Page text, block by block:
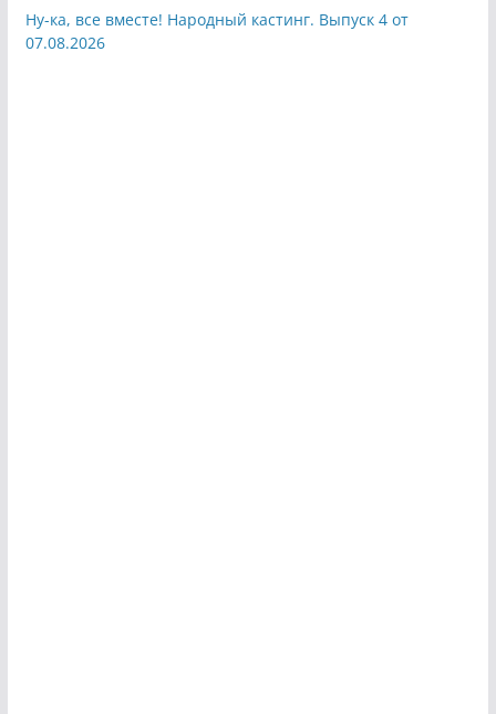
Ну-ка, все вместе! Народный кастинг. Выпуск 4 от
07.08.2026